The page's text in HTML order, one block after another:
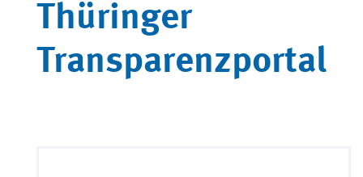
Thüringer
Transparenzportal